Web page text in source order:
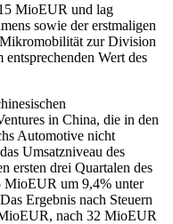
MioEUR und lag
sowie der erstmaligen
zur Division
Wert des
in China, die in den
Automotive nicht
Umsatzniveau des
ersten drei Quartalen des
MioEUR um 9,4% unter
Ergebnis nach Steuern
nach 32 MioEUR